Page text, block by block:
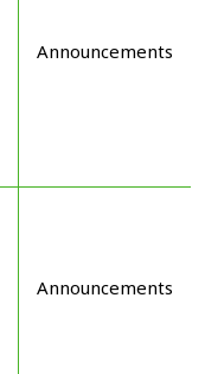
Announcements
Announcements